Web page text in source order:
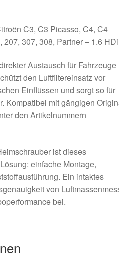
C3, C3 Picasso, C4, C4
307, 308, Partner – 1.6 HDi
Austausch für Fahrzeuge
den Luftfiltereinsatz vor
Einflüssen und sorgt so für
Kompatibel mit gängigen
den Artikelnummern
ist dieses
einfache Montage,
Ein intaktes
von
bei.